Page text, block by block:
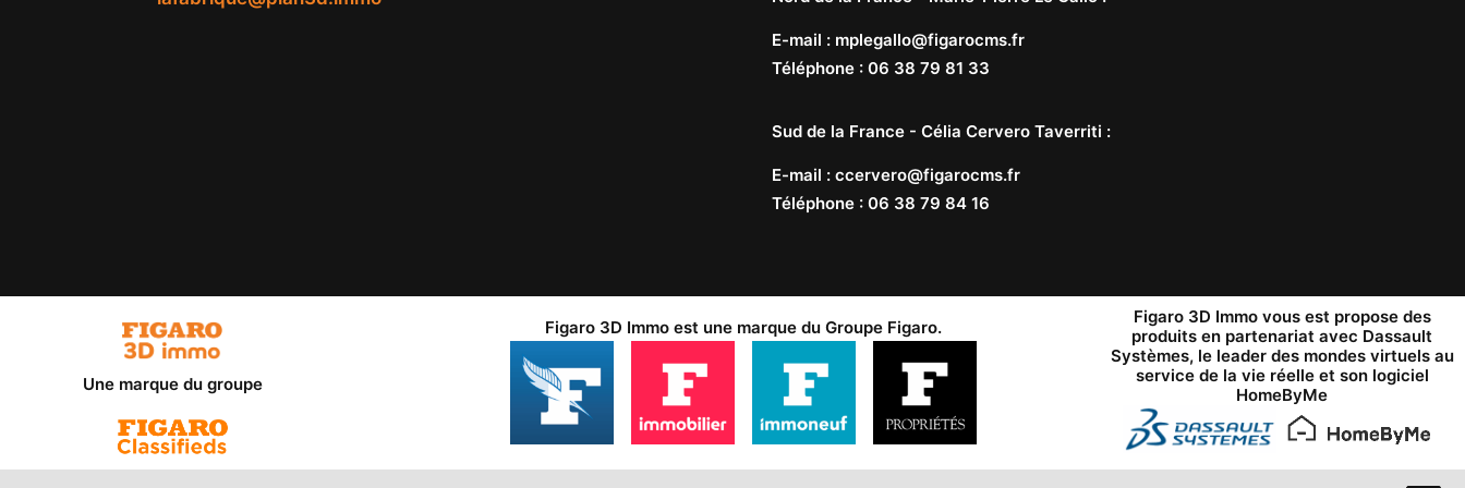
E-mail : mplegallo@figarocms.fr
Téléphone : 06 38 79 81 33
Sud de la France - Célia Cervero Taverriti :
E-mail : ccervero@figarocms.fr
Téléphone : 06 38 79 84 16
Une marque du groupe
Figaro 3D Immo est une marque du Groupe Figaro.
Figaro 3D Immo vous est propose des
produits en partenariat avec Dassault
Systèmes, le leader des mondes virtuels au
service de la vie réelle et son logiciel
HomeByMe